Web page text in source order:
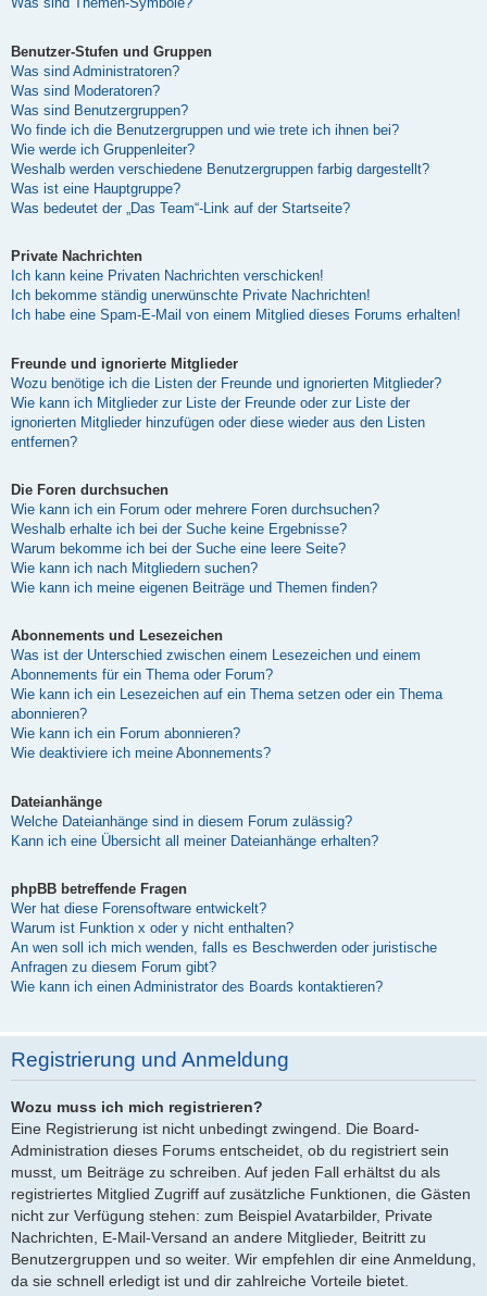
Benutzer-Stufen und Gruppen
Was sind Administratoren?
Was sind Moderatoren?
Was sind Benutzergruppen?
Wo finde ich die Benutzergruppen und wie trete ich ihnen bei?
Wie werde ich Gruppenleiter?
Weshalb werden verschiedene Benutzergruppen farbig dargestellt?
Was ist eine Hauptgruppe?
Was bedeutet der „Das Team“-Link auf der Startseite?
Private Nachrichten
Ich kann keine Privaten Nachrichten verschicken!
Ich bekomme ständig unerwünschte Private Nachrichten!
Ich habe eine Spam-E-Mail von einem Mitglied dieses Forums erhalten!
Freunde und ignorierte Mitglieder
Wozu benötige ich die Listen der Freunde und ignorierten Mitglieder?
Wie kann ich Mitglieder zur Liste der Freunde oder zur Liste der
ignorierten Mitglieder hinzufügen oder diese wieder aus den Listen
entfernen?
Die Foren durchsuchen
Wie kann ich ein Forum oder mehrere Foren durchsuchen?
Weshalb erhalte ich bei der Suche keine Ergebnisse?
Warum bekomme ich bei der Suche eine leere Seite?
Wie kann ich nach Mitgliedern suchen?
Wie kann ich meine eigenen Beiträge und Themen finden?
Abonnements und Lesezeichen
Was ist der Unterschied zwischen einem Lesezeichen und einem
Abonnements für ein Thema oder Forum?
Wie kann ich ein Lesezeichen auf ein Thema setzen oder ein Thema
abonnieren?
Wie kann ich ein Forum abonnieren?
Wie deaktiviere ich meine Abonnements?
Dateianhänge
Welche Dateianhänge sind in diesem Forum zulässig?
Kann ich eine Übersicht all meiner Dateianhänge erhalten?
phpBB betreffende Fragen
Wer hat diese Forensoftware entwickelt?
Warum ist Funktion x oder y nicht enthalten?
An wen soll ich mich wenden, falls es Beschwerden oder juristische
Anfragen zu diesem Forum gibt?
Wie kann ich einen Administrator des Boards kontaktieren?
Registrierung und Anmeldung
Wozu muss ich mich registrieren?
Eine Registrierung ist nicht unbedingt zwingend. Die Board-
Administration dieses Forums entscheidet, ob du registriert sein
musst, um Beiträge zu schreiben. Auf jeden Fall erhältst du als
registriertes Mitglied Zugriff auf zusätzliche Funktionen, die Gästen
nicht zur Verfügung stehen: zum Beispiel Avatarbilder, Private
Nachrichten, E-Mail-Versand an andere Mitglieder, Beitritt zu
Benutzergruppen und so weiter. Wir empfehlen dir eine Anmeldung,
da sie schnell erledigt ist und dir zahlreiche Vorteile bietet.